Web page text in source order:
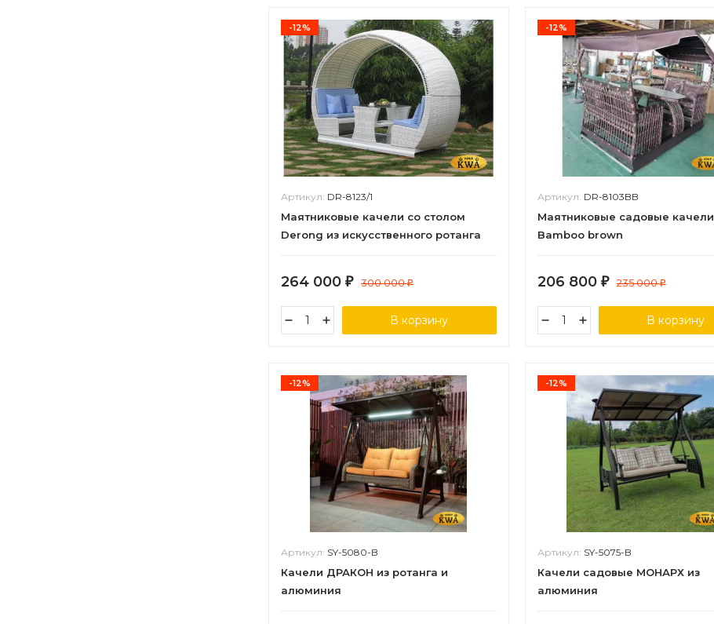
-12%
Артикул: DR-8123/1
Маятниковые качели со столом
Derong из искусственного ротанга
264 000 ₽ 300 000₽
В корзину
-12%
Артикул: DR-8103BB
Маятниковые садовые качели
Bamboo brown
206 800 ₽ 235 000₽
В корзину
-12%
Артикул: SY-5080-B
Качели ДРАКОН из ротанга и
алюминия
-12%
Артикул: SY-5075-B
Качели садовые МОНАРХ из
алюминия